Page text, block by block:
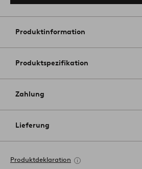
Produktinformation
Produktspezifikation
Zahlung
Lieferung
Produktdeklaration